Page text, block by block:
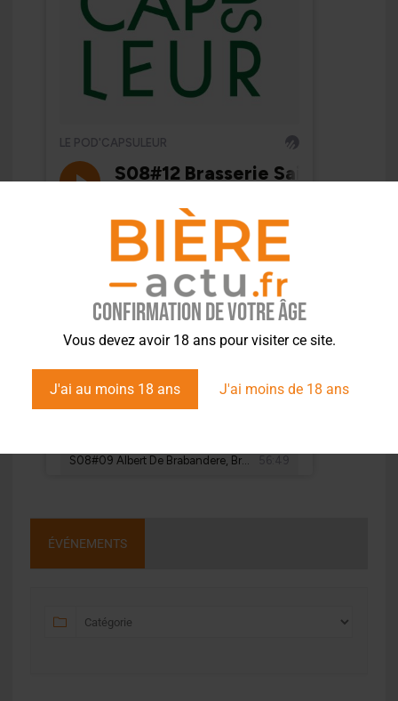
Confirmation de votre âge
Vous devez avoir 18 ans pour visiter ce site.
J'ai au moins 18 ans J'ai moins de 18 ans
ÉVÉNEMENTS